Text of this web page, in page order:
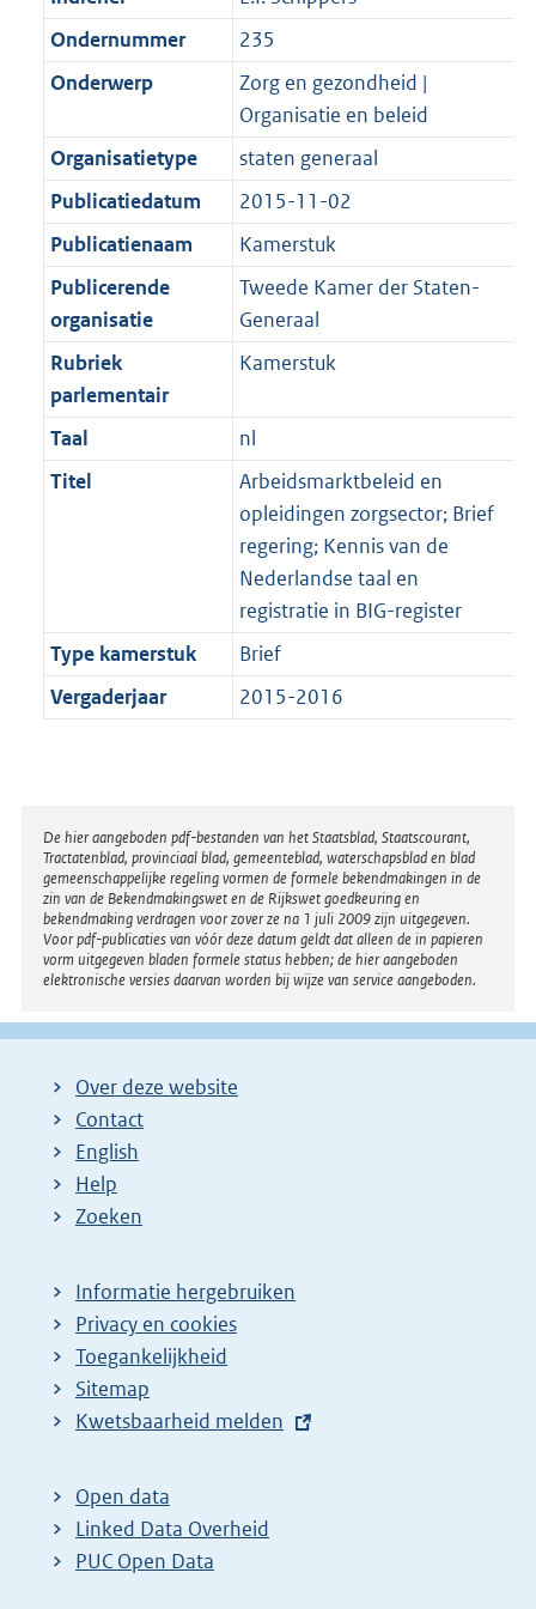
Ondernummer
235
Onderwerp
Zorg en gezondheid |
Organisatie en beleid
Organisatietype
staten generaal
Publicatiedatum
2015-11-02
Publicatienaam
Kamerstuk
Publicerende
organisatie
Tweede Kamer der Staten-
Generaal
Rubriek
parlementair
Kamerstuk
Taal
nl
Titel
Arbeidsmarktbeleid en
opleidingen zorgsector; Brief
regering; Kennis van de
Nederlandse taal en
registratie in BIG-register
Type kamerstuk
Brief
Vergaderjaar
2015-2016
Disclaimer
De hier aangeboden pdf-bestanden van het Staatsblad, Staatscourant,
Tractatenblad, provinciaal blad, gemeenteblad, waterschapsblad en blad
gemeenschappelijke regeling vormen de formele bekendmakingen in de
zin van de Bekendmakingswet en de Rijkswet goedkeuring en
bekendmaking verdragen voor zover ze na 1 juli 2009 zijn uitgegeven.
Voor pdf-publicaties van vóór deze datum geldt dat alleen de in papieren
vorm uitgegeven bladen formele status hebben; de hier aangeboden
elektronische versies daarvan worden bij wijze van service aangeboden.
Over deze website
Contact
English
Help
Zoeken
Informatie hergebruiken
Privacy en cookies
Toegankelijkheid
Sitemap
E
t
e
r
Kwetsbaarheid melden
Open data
Linked Data Overheid
PUC Open Data